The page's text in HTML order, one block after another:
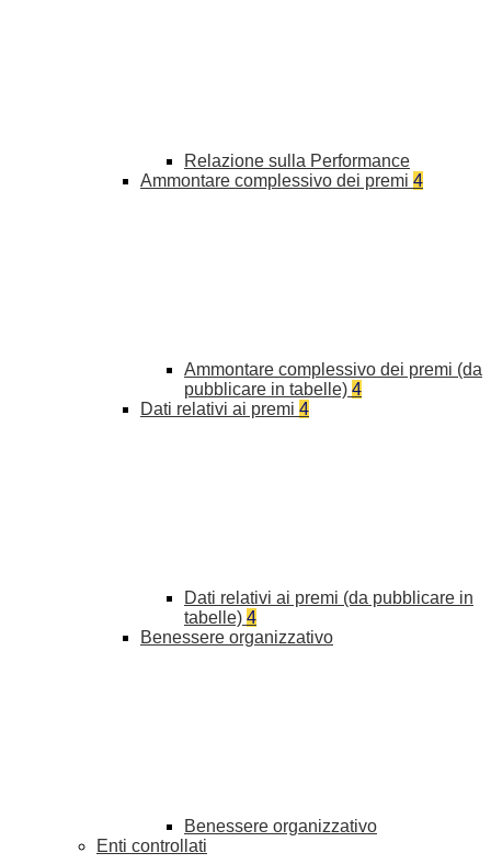
Relazione sulla Performance
Ammontare complessivo dei premi 4
Ammontare complessivo dei premi (da
pubblicare in tabelle) 4
Dati relativi ai premi 4
Dati relativi ai premi (da pubblicare in
tabelle) 4
Benessere organizzativo
Benessere organizzativo
Enti controllati